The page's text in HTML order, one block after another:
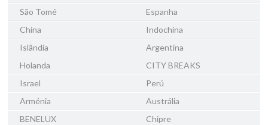
São Tomé
Espanha
China
Indochina
Islândia
Argentina
Holanda
CITY BREAKS
Israel
Perú
Arménia
Austrália
BENELUX
Chipre